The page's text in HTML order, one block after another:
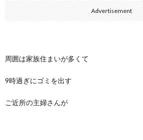
Advertisement
周囲は家族住まいが多くて
9時過ぎにゴミを出す
ご近所の主婦さんが